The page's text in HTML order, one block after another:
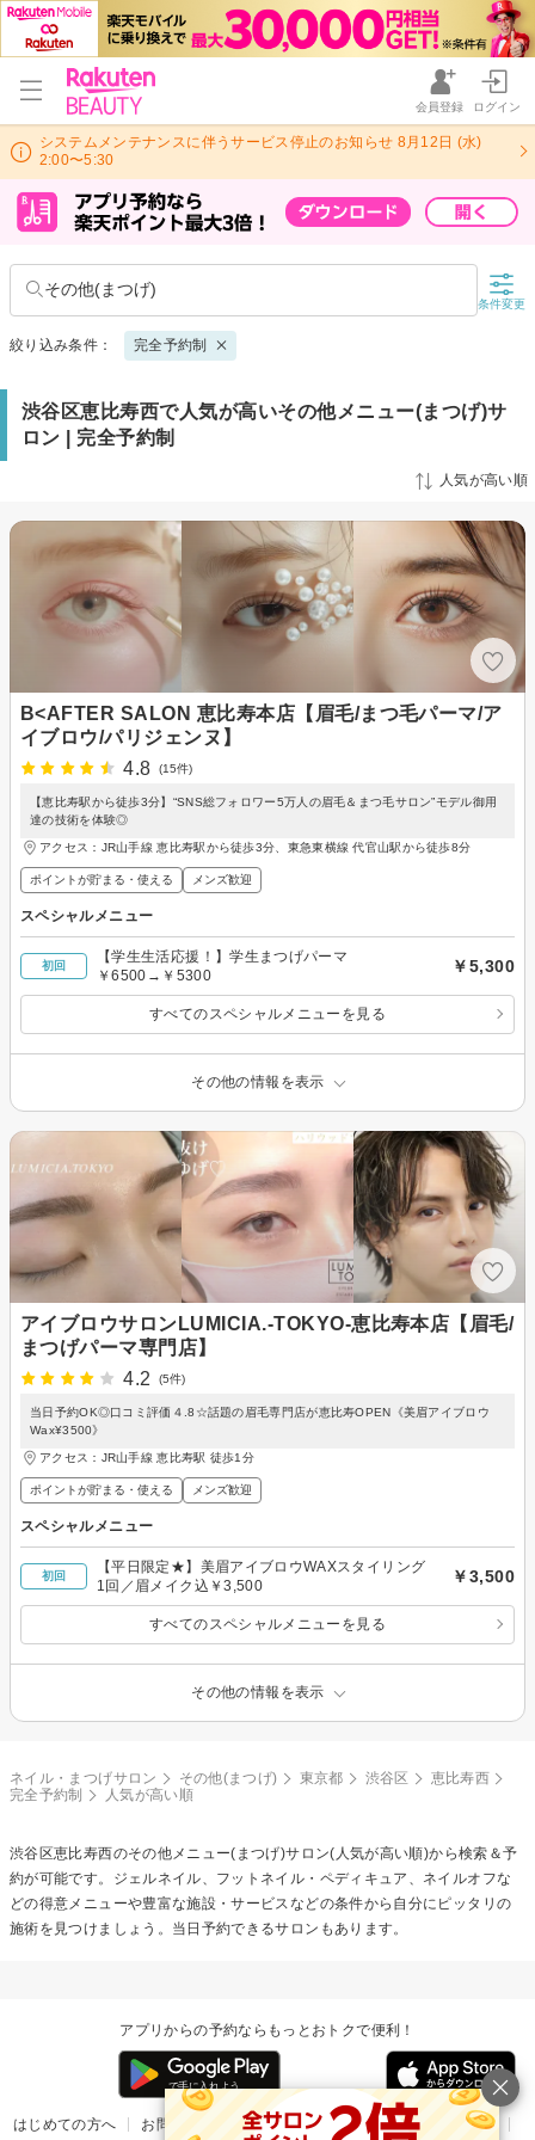
会員登録 ログイン
システムメンテナンスに伴うサービス停止のお知らせ 8月12日 (水)
2:00〜5:30
その他(まつげ)
条件変更
絞り込み条件： 完全予約制
渋谷区恵比寿西で人気が高いその他メニュー(まつげ)サ
ロン | 完全予約制
人気が高い順
B<AFTER SALON 恵比寿本店【眉毛/まつ毛パーマ/ア
イブロウ/パリジェンヌ】
4.8
(15件)
【恵比寿駅から徒歩3分】“SNS総フォロワー5万人の眉毛＆まつ毛サロン”モデル御用
達の技術を体験◎
アクセス：JR山手線 恵比寿駅から徒歩3分、東急東横線 代官山駅から徒歩8分
ポイントが貯まる・使える メンズ歓迎
スペシャルメニュー
初回
【学生生活応援！】学生まつげパーマ
￥6500→￥5300
￥5,300
すべてのスペシャルメニューを見る
その他の情報を表示
アイブロウサロンLUMICIA.-TOKYO-恵比寿本店【眉毛/
まつげパーマ専門店】
4.2
(5件)
当日予約OK◎口コミ評価４.8☆話題の眉毛専門店が恵比寿OPEN《美眉アイブロウ
Wax¥3500》
アクセス：JR山手線 恵比寿駅 徒歩1分
ポイントが貯まる・使える メンズ歓迎
スペシャルメニュー
初回
【平日限定★】美眉アイブロウWAXスタイリング
1回／眉メイク込￥3,500
￥3,500
すべてのスペシャルメニューを見る
その他の情報を表示
ネイル・まつげサロン その他(まつげ) 東京都 渋谷区
恵比寿西
完全予約制
人気が高い順
渋谷区恵比寿西のその他メニュー(まつげ)サロン(人気が高い順)から検索＆予
約が可能です。ジェルネイル、フットネイル・ペディキュア、ネイルオフな
どの得意メニューや豊富な施設・サービスなどの条件から自分にピッタリの
施術を見つけましょう。当日予約できるサロンもあります。
アプリからの予約ならもっとおトクで便利！
はじめての方へ お問い合わせ ヘルプ リリース情報
利用規約